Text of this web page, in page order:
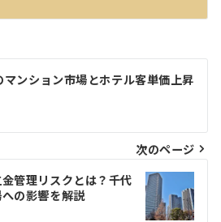
マンション市場とホテル客単価上昇
次のページ
管理リスクとは？千代
の影響を解説